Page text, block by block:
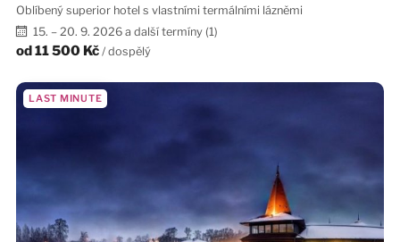
Oblíbený superior hotel s vlastními termálními lázněmi
15. – 20. 9. 2026 a další termíny (1)
od 11 500 Kč / dospělý
LAST MINUTE